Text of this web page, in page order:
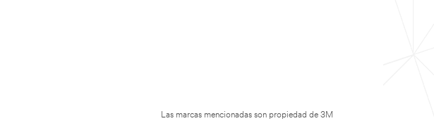
Las marcas mencionadas son propiedad de 3M